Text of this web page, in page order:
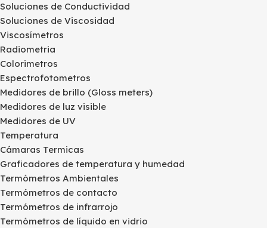
Soluciones de Conductividad
Soluciones de Viscosidad
Viscosímetros
Radiometria
Colorimetros
Espectrofotometros
Medidores de brillo (Gloss meters)
Medidores de luz visible
Medidores de UV
Temperatura
Cámaras Termicas
Graficadores de temperatura y humedad
Termómetros Ambientales
Termómetros de contacto
Termómetros de infrarrojo
Termómetros de líquido en vidrio